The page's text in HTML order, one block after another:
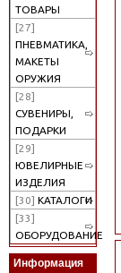
ТОВАРЫ
[27]
ПНЕВМАТИКА,
МАКЕТЫ
ОРУЖИЯ
[28]
СУВЕНИРЫ,
ПОДАРКИ
[29]
ЮВЕЛИРНЫЕ
ИЗДЕЛИЯ
[30] КАТАЛОГИ
[33]
ОБОРУДОВАНИЕ
Информация